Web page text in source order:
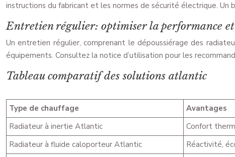
instructions du fabricant et les normes de sécurité électrique. Un
Entretien régulier: optimiser la performance
Un entretien régulier, comprenant le dépoussiérage des
équipements. Consultez la notice d’utilisation pour les
Tableau comparatif des solutions atlantic
Type de chauffage Avantages
Radiateur à inertie Atlantic
Confort
Radiateur à fluide caloporteur Atlantic
Réactivité,